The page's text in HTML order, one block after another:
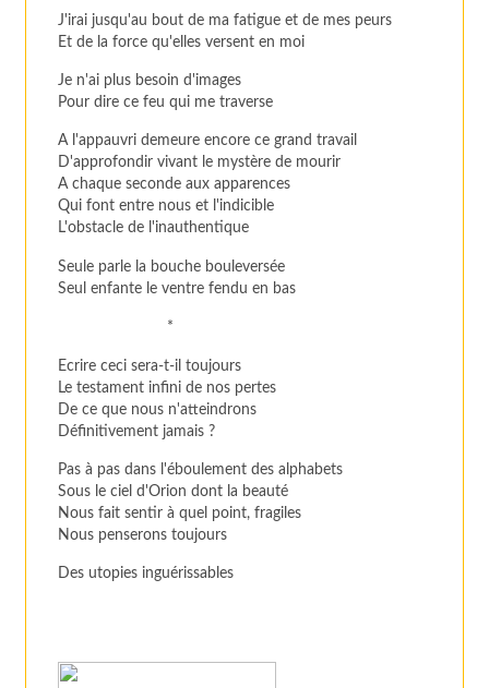
J'irai jusqu'au bout de ma fatigue et de mes peurs
Et de la force qu'elles versent en moi
Je n'ai plus besoin d'images
Pour dire ce feu qui me traverse
A l'appauvri demeure encore ce grand travail
D'approfondir vivant le mystère de mourir
A chaque seconde aux apparences
Qui font entre nous et l'indicible
L'obstacle de l'inauthentique
Seule parle la bouche bouleversée
Seul enfante le ventre fendu en bas
*
Ecrire ceci sera-t-il toujours
Le testament infini de nos pertes
De ce que nous n'atteindrons
Définitivement jamais ?
Pas à pas dans l'éboulement des alphabets
Sous le ciel d'Orion dont la beauté
Nous fait sentir à quel point, fragiles
Nous penserons toujours
Des utopies inguérissables